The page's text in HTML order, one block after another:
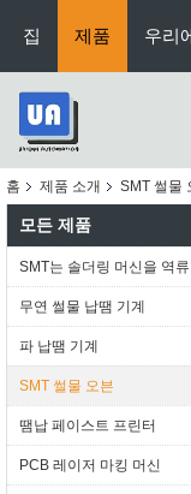
집 제품 우리
홈 제품 소개 SMT 썰물
모든 제품
SMT는 솔더링 머신을 역
무연 썰물 납땜 기계
파 납땜 기계
SMT 썰물 오븐
땜납 페이스트 프린터
PCB 레이저 마킹 머신